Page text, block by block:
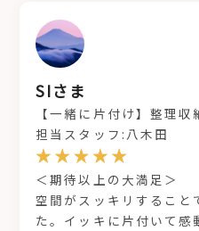
SIさま
【一緒に片付け】整理
担当スタッフ:八木田
＜期待以上の大満足＞
空間がスッキリすること
た。イッキに片付いて感